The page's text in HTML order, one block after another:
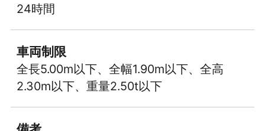
24時間
車両制限
全長5.00m以下、全幅1.90m以下、全高
2.30m以下、重量2.50t以下